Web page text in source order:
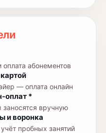
абонементов
— оплата онлайн
оплат *
вручную
и воронка
пробных занятий